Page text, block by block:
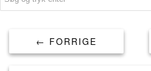
← FORRIGE